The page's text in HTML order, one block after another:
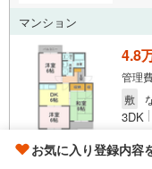
マンション
もっと見る
4.8
管理
敷
3DK
お気に入り登録内容